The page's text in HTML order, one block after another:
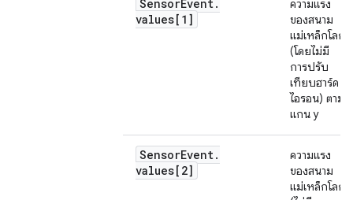
SensorEvent.
values[1]
ความแรง
ของสนาม
แม่เหล็กโลก
(โดยไม่มี
การปรับ
เทียบฮาร์ด
ไอรอน) ตาม
แกน y
SensorEvent.
values[2]
ความแรง
ของสนาม
แม่เหล็กโลก